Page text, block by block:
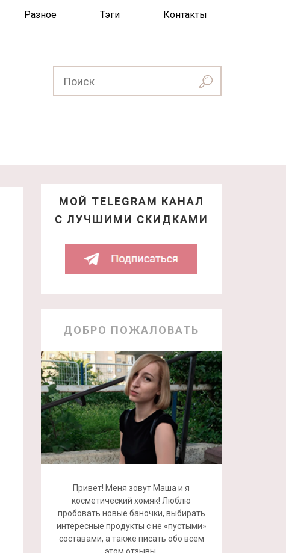
Разное Тэги Контакты
МОЙ TELEGRAM КАНАЛ
С ЛУЧШИМИ СКИДКАМИ
ДОБРО ПОЖАЛОВАТЬ
Привет! Меня зовут Маша и я
косметический хомяк! Люблю
пробовать новые баночки, выбирать
интересные продукты с не «пустыми»
составами, а также писать обо всем